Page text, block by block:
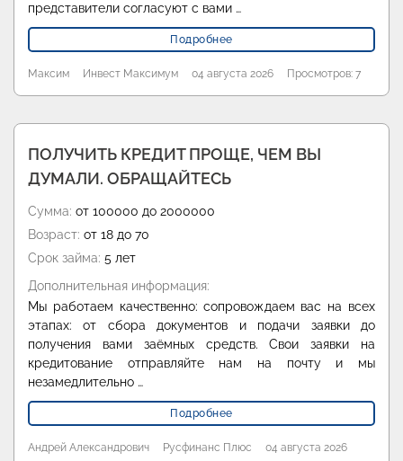
представители согласуют с вами …
Подробнее
Максим Инвест Максимум 04 августа 2026 Просмотров: 7
ПОЛУЧИТЬ КРЕДИТ ПРОЩЕ, ЧЕМ ВЫ
ДУМАЛИ. ОБРАЩАЙТЕСЬ
Сумма: от 100000 до 2000000
Возраст: от 18 до 70
Срок займа: 5 лет
Дополнительная информация:
Мы работаем качественно: сопровождаем вас на всех
этапах: от сбора документов и подачи заявки до
получения вами заёмных средств. Свои заявки на
кредитование отправляйте нам на почту и мы
незамедлительно …
Подробнее
Андрей Александрович Русфинанс Плюс
04 августа 2026